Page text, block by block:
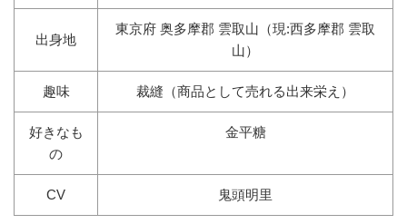
出身地
東京府 奥多摩郡 雲取山（現:西多摩郡 雲取
山）
趣味 裁縫（商品として売れる出来栄え）
好きなも
の
金平糖
CV 鬼頭明里